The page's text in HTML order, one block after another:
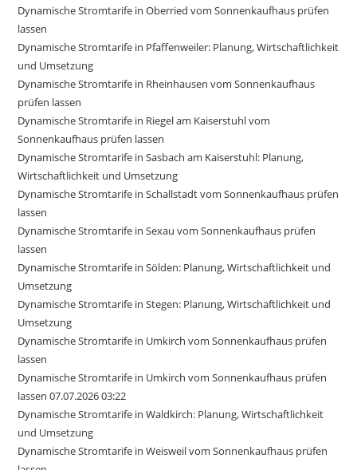
Dynamische Stromtarife in Oberried vom Sonnenkaufhaus prüfen
lassen
Dynamische Stromtarife in Pfaffenweiler: Planung, Wirtschaftlichkeit
und Umsetzung
Dynamische Stromtarife in Rheinhausen vom Sonnenkaufhaus
prüfen lassen
Dynamische Stromtarife in Riegel am Kaiserstuhl vom
Sonnenkaufhaus prüfen lassen
Dynamische Stromtarife in Sasbach am Kaiserstuhl: Planung,
Wirtschaftlichkeit und Umsetzung
Dynamische Stromtarife in Schallstadt vom Sonnenkaufhaus prüfen
lassen
Dynamische Stromtarife in Sexau vom Sonnenkaufhaus prüfen
lassen
Dynamische Stromtarife in Sölden: Planung, Wirtschaftlichkeit und
Umsetzung
Dynamische Stromtarife in Stegen: Planung, Wirtschaftlichkeit und
Umsetzung
Dynamische Stromtarife in Umkirch vom Sonnenkaufhaus prüfen
lassen
Dynamische Stromtarife in Umkirch vom Sonnenkaufhaus prüfen
lassen 07.07.2026 03:22
Dynamische Stromtarife in Waldkirch: Planung, Wirtschaftlichkeit
und Umsetzung
Dynamische Stromtarife in Weisweil vom Sonnenkaufhaus prüfen